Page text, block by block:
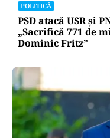
POLITICĂ
PSD atacă USR și
„Sacrifică 771 de
Dominic Fritz”